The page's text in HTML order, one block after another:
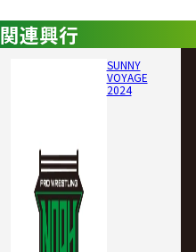
関連興行
SUNNY
VOYAGE
2024